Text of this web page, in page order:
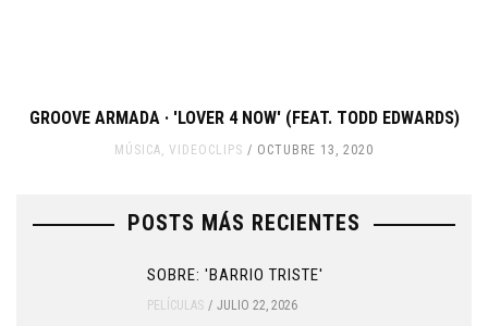
GROOVE ARMADA · 'LOVER 4 NOW' (FEAT. TODD EDWARDS)
MÚSICA VIDEOCLIPS OCTUBRE 13, 2020
POSTS MÁS RECIENTES
SOBRE: 'BARRIO TRISTE'
PELÍCULAS JULIO 22, 2026